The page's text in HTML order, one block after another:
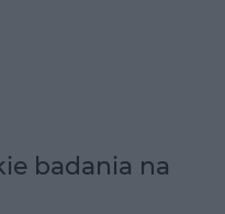
badania na